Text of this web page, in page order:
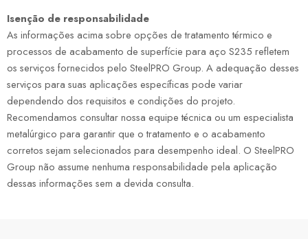
Isenção de responsabilidade
As informações acima sobre opções de tratamento térmico e
processos de acabamento de superfície para aço S235 refletem
os serviços fornecidos pelo SteelPRO Group. A adequação desses
serviços para suas aplicações específicas pode variar
dependendo dos requisitos e condições do projeto.
Recomendamos consultar nossa equipe técnica ou um especialista
metalúrgico para garantir que o tratamento e o acabamento
corretos sejam selecionados para desempenho ideal. O SteelPRO
Group não assume nenhuma responsabilidade pela aplicação
dessas informações sem a devida consulta.